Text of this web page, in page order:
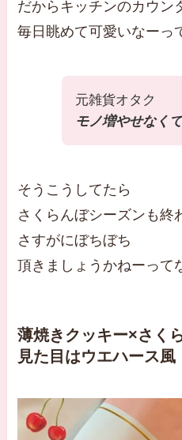
だからキッチンのカウン
毎日眺めて可愛いなーっ
元雑貨オタク
モノ増やせなく
そうこうしてたら
さくらんぼシーズンも終
さすがにぼちぼち
頂きましょうかねーって
薄焼きクッキー×さく
見た目はウエハース風